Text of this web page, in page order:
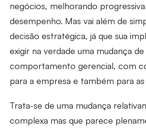
negócios, melhorando
desempenho. Mas vai além de
decisão estratégica, já que sua
exigir na verdade uma mudança de
comportamento gerencial, com
para a empresa e também para as
Trata-se de uma mudança
complexa mas que parece